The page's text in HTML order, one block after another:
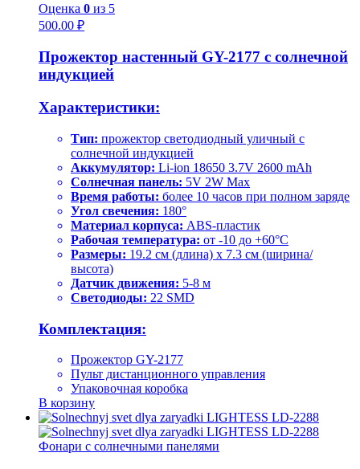
Оценка 0 из 5
500.00 ₽
Прожектор настенный GY-2177 с солнечной
индукцией
Характеристики:
Тип: прожектор светодиодный уличный с
солнечной индукцией
Аккумулятор: Li-ion 18650 3.7V 2600 mAh
Солнечная панель: 5V 2W Max
Время работы: более 10 часов при полном заряде
Угол свечения: 180°
Материал корпуса: ABS-пластик
Рабочая температура: от -10 до +60°C
Размеры: 19.2 см (длина) x 7.3 см (ширина/
высота)
Датчик движения: 5-8 м
Светодиоды: 22 SMD
Комплектация:
Прожектор GY-2177
Пульт дистанционного управления
Упаковочная коробка
В корзину
Фонари с солнечными панелями